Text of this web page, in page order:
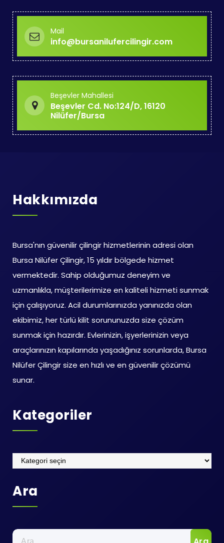
Mail
info@bursanilufercilingir.com
Beşevler Mahallesi
Beşevler Cd. No:124/D, 16120
Nilüfer/Bursa
Hakkımızda
Bursa'nın güvenilir çilingir hizmetlerinin adresi olan
Bursa Nilüfer Çilingir, 15 yıldır bölgede hizmet
vermektedir. Sahip olduğumuz deneyim ve
uzmanlıkla, müşterilerimize en kaliteli hizmeti sunmak
için çalışıyoruz. Acil durumlarınızda yanınızda olan
ekibimiz, her türlü kilit sorununuzda size çözüm
sunmak için hazırdır. Evlerinizin, işyerlerinizin veya
araçlarınızın kapılarında yaşadığınız sorunlarda, Bursa
Nilüfer Çilingir size en hızlı ve en güvenilir çözümü
sunar.
Kategoriler
Kategoriler
Ara
Arama: